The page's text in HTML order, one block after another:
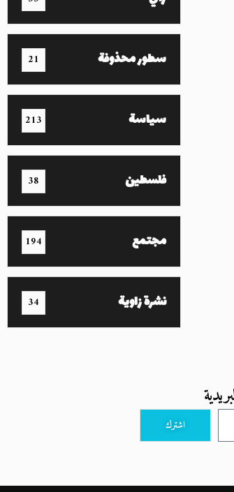
سطور محذوفة 21
سياسة 213
فلسطين 38
مجتمع 194
نشرة زاوية 34
اشترك